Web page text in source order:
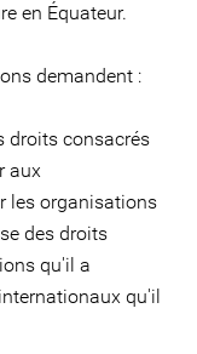
en Équateur.
demandent :
droits consacrés
aux
les organisations
des droits
qu'il a
qu'il